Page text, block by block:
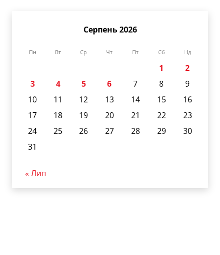
Серпень 2026
Пн Вт Ср Чт Пт Сб Нд
1
2
3
4 5 6 7 8
9
10
11 12 13 14 15
16
17
18 19 20 21 22
23
24
25 26 27 28 29
30
31
« Лип